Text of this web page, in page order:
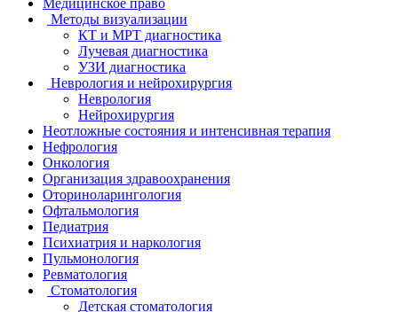
Методы визуализации
КТ и МРТ диагностика
Лучевая диагностика
УЗИ диагностика
Неврология и нейрохирургия
Неврология
Нейрохирургия
Неотложные состояния и интенсивная терапия
Нефрология
Онкология
Организация здравоохранения
Оториноларингология
Офтальмология
Педиатрия
Психиатрия и наркология
Пульмонология
Ревматология
Стоматология
Детская стоматология